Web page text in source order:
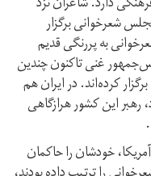
شعرخوانی برگزار
به پررنگی قدیم
غنی تاکنون چندین
کرده‌‌اند. در ایران هم
رهبر این کشور هر‌از‌گاهی
خودشان را حاکمان